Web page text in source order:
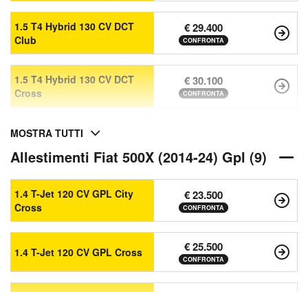
1.5 T4 Hybrid 130 CV DCT
Club
€ 29.400
CONFRONTA
1.5 T4 Hybrid 130 CV DCT
Cross
€ 30.100
CONFRONTA
MOSTRA TUTTI
Allestimenti Fiat 500X (2014-24) Gpl (9)
1.4 T-Jet 120 CV GPL City
Cross
€ 23.500
CONFRONTA
1.4 T-Jet 120 CV GPL Cross € 25.500
CONFRONTA